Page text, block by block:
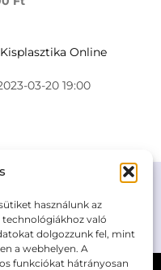
használunk az
technológiákhoz való
dolgozzunk fel, mint
a webhelyen. A
funkciókat hátrányosan
Online
03-20 19:00